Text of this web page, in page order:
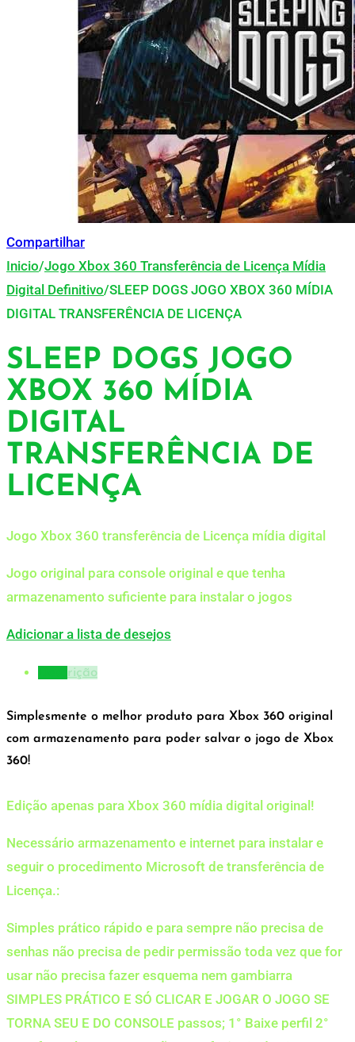
Compartilhar
Inicio/Jogo Xbox 360 Transferência de Licença Mídia
Digital Definitivo/SLEEP DOGS JOGO XBOX 360 MÍDIA
DIGITAL TRANSFERÊNCIA DE LICENÇA
SLEEP DOGS JOGO
XBOX 360 MÍDIA
DIGITAL
TRANSFERÊNCIA DE
LICENÇA
Jogo Xbox 360 transferência de Licença mídia digital
Jogo original para console original e que tenha
armazenamento suficiente para instalar o jogos
Adicionar a lista de desejos
Descrição
Simplesmente o melhor produto para Xbox 360 original
com armazenamento para poder salvar o jogo de Xbox
360!
Edição apenas para Xbox 360 mídia digital original!
Necessário armazenamento e internet para instalar e
seguir o procedimento Microsoft de transferência de
Licença.:
Simples prático rápido e para sempre não precisa de
senhas não precisa de pedir permissão toda vez que for
usar não precisa fazer esquema nem gambiarra
SIMPLES PRÁTICO E SÓ CLICAR E JOGAR O JOGO SE
TORNA SEU E DO CONSOLE passos; 1° Baixe perfil 2°